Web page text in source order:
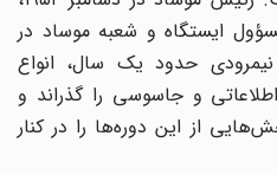
ایستگاه و شعبه موساد در
حدود یک سال، انواع
و جاسوسی را گذراند و
از این دوره‌ها را در کنار